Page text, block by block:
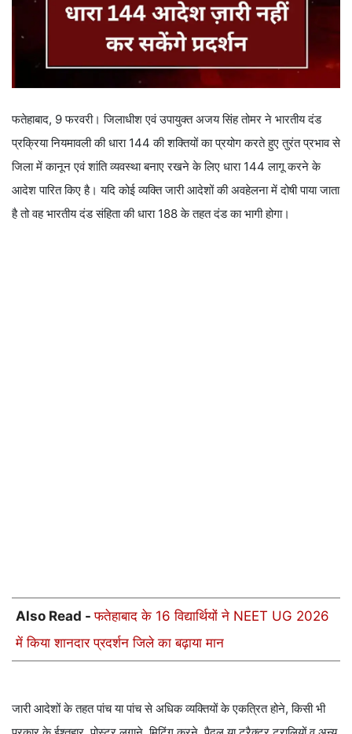
फतेहाबाद, 9 फरवरी। जिलाधीश एवं उपायुक्त अजय सिंह तोमर ने भारतीय दंड
प्रक्रिया नियमावली की धारा 144 की शक्तियों का प्रयोग करते हुए तुरंत प्रभाव से
जिला में कानून एवं शांति व्यवस्था बनाए रखने के लिए धारा 144 लागू करने के
आदेश पारित किए है। यदि कोई व्यक्ति जारी आदेशों की अवहेलना में दोषी पाया जाता
है तो वह भारतीय दंड संहिता की धारा 188 के तहत दंड का भागी होगा।
Also Read -फतेहाबाद के 16 विद्यार्थियों ने NEET UG 2026
में किया शानदार प्रदर्शन जिले का बढ़ाया मान
जारी आदेशों के तहत पांच या पांच से अधिक व्यक्तियों के एकत्रित होने, किसी भी